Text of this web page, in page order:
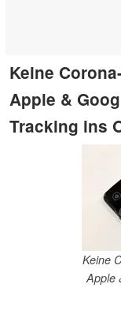
Keine
Apple &
Tracking ins
Keine
Apple